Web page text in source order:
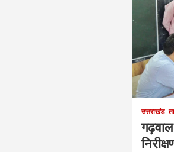
उत्तराखंड